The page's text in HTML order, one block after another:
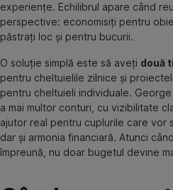
experiențe. Echilibrul apare când
perspective: economisiți pentru
păstrați loc și pentru bucurii.
O soluție simplă este să aveți două
pentru cheltuielile zilnice și
pentru cheltuieli individuale.
a mai multor conturi, cu vizibilitate
ajutor real pentru cuplurile care vor
dar și armonia financiară. Atunci
împreună, nu doar bugetul devine